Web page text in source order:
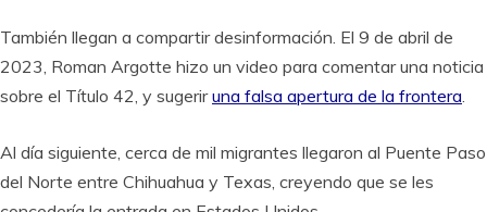
También llegan a compartir desinformación. El 9 de abril de
2023, Roman Argotte hizo un video para comentar una noticia
sobre el Título 42, y sugeriruna falsa apertura de la frontera.
Al día siguiente, cerca de mil migrantes llegaron al Puente Paso
del Norte entre Chihuahua y Texas, creyendo que se les